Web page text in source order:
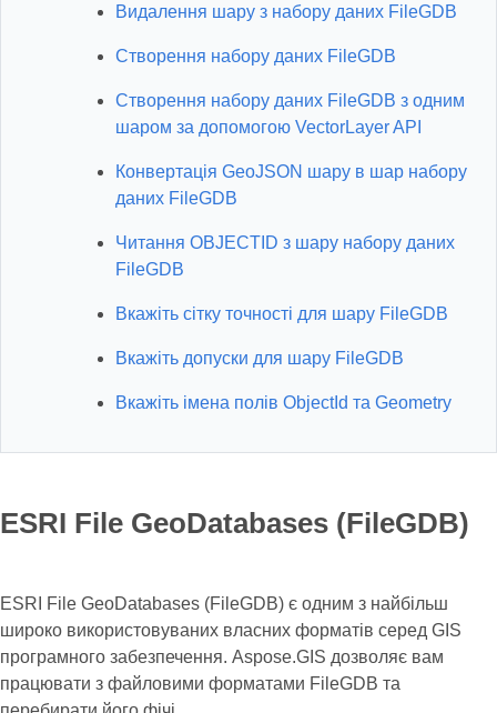
Видалення шару з набору даних FileGDB
Створення набору даних FileGDB
Створення набору даних FileGDB з одним
шаром за допомогою VectorLayer API
Конвертація GeoJSON шару в шар набору
даних FileGDB
Читання OBJECTID з шару набору даних
FileGDB
Вкажіть сітку точності для шару FileGDB
Вкажіть допуски для шару FileGDB
Вкажіть імена полів ObjectId та Geometry
ESRI File GeoDatabases (FileGDB)
ESRI File GeoDatabases (FileGDB) є одним з найбільш
широко використовуваних власних форматів серед GIS
програмного забезпечення. Aspose.GIS дозволяє вам
працювати з файловими форматами FileGDB та